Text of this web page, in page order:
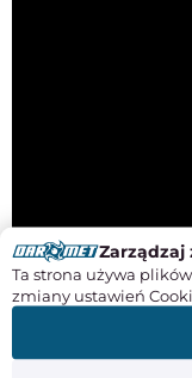
Ta strona używa
zmiany ustawień